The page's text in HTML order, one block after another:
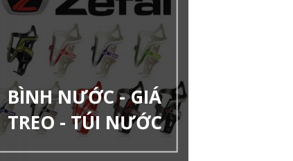
BÌNH NƯỚC - GIÁ
TREO - TÚI NƯỚC